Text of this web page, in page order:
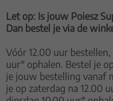
Let op: Is jouw Poiesz
Dan bestel je via de
Vóór 12.00 uur
uur* ophalen. Bestel je
je jouw bestelling vanaf
je op zaterdag na 12.00